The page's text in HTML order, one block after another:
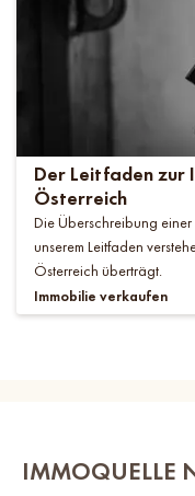
Der Leitfaden zur
Österreich
Die Überschreibung
unserem Leitfaden
Österreich überträgt.
Immobilie verkaufen
IMMOQUELLE